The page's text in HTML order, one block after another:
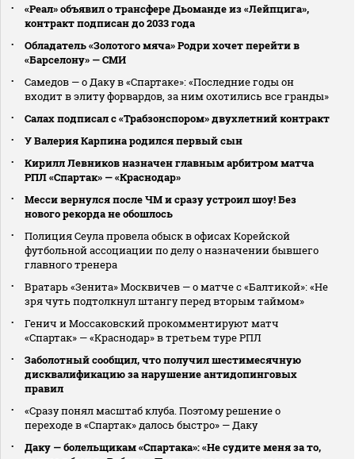
«Реал» объявил о трансфере Дьоманде из «Лейпцига»,
контракт подписан до 2033 года
Обладатель «Золотого мяча» Родри хочет перейти в
«Барселону» — СМИ
Самедов — о Даку в «Спартаке»: «Последние годы он
входит в элиту форвардов, за ним охотились все гранды»
Салах подписал с «Трабзонспором» двухлетний контракт
У Валерия Карпина родился первый сын
Кирилл Левников назначен главным арбитром матча
РПЛ «Спартак» — «Краснодар»
Месси вернулся после ЧМ и сразу устроил шоу! Без
нового рекорда не обошлось
Полиция Сеула провела обыск в офисах Корейской
футбольной ассоциации по делу о назначении бывшего
главного тренера
Вратарь «Зенита» Москвичев — о матче с «Балтикой»: «Не
зря чуть подтолкнул штангу перед вторым таймом»
Генич и Моссаковский прокомментируют матч
«Спартак» — «Краснодар» в третьем туре РПЛ
Заболотный сообщил, что получил шестимесячную
дисквалификацию за нарушение антидопинговых
правил
«Сразу понял масштаб клуба. Поэтому решение о
переходе в «Спартак» далось быстро» — Даку
Даку — болельщикам «Спартака»: «Не судите меня за то,